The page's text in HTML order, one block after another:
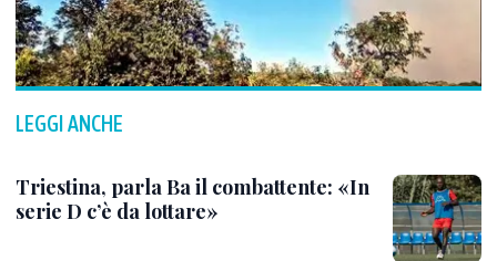
LEGGI ANCHE
Triestina, parla Ba il combattente: «In
serie D c’è da lottare»